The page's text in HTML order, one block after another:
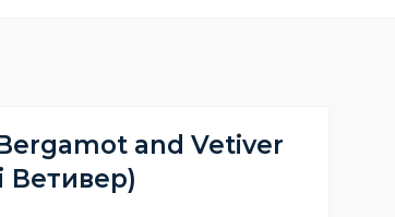
and Vetiver
Ветивер)